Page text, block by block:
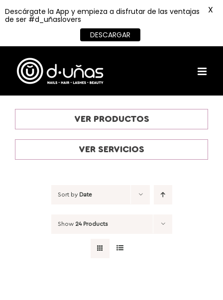
content
VER PRODUCTOS
VER SERVICIOS
Sort by Date
Show 24 Products
Descárgate la App y empieza a disfrutar de las ventajas
de ser #d_uñaslovers
DESCARGAR
X